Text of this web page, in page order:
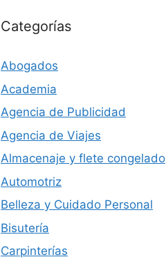
Categorías
Abogados
Academia
Agencia de Publicidad
Agencia de Viajes
Almacenaje y flete congelado
Automotriz
Belleza y Cuidado Personal
Bisutería
Carpinterías